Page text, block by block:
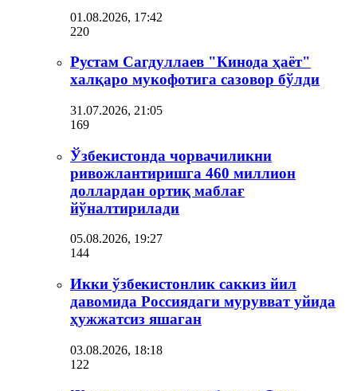
01.08.2026, 17:42
220
Рустам Сагдуллаев "Кинода ҳаёт"
халқаро мукофотига сазовор бўлди
31.07.2026, 21:05
169
Ўзбекистонда чорвачиликни
ривожлантиришга 460 миллион
доллардан ортиқ маблағ
йўналтирилади
05.08.2026, 19:27
144
Икки ўзбекистонлик саккиз йил
давомида Россиядаги мурувват уйида
ҳужжатсиз яшаган
03.08.2026, 18:18
122